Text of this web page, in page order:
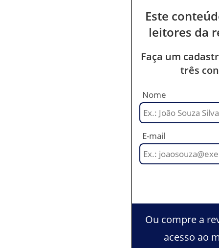
Este
leitores da
Faça um
três
Nome
E-mail
Ou compre a
acesso ao